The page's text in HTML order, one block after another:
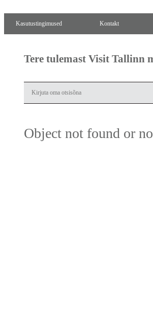
Kasutustingimused Kontakt
Tere tulemast Visit Tallinn
Object not found or